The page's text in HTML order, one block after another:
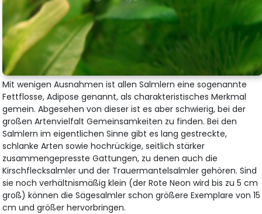
Mit wenigen Ausnahmen ist allen Salmlern eine sogenannte
Fettflosse, Adipose genannt, als charakteristisches Merkmal
gemein. Abgesehen von dieser ist es aber schwierig, bei der
großen Artenvielfalt Gemeinsamkeiten zu finden. Bei den
Salmlern im eigentlichen Sinne gibt es lang gestreckte,
schlanke Arten sowie hochrückige, seitlich stärker
zusammengepresste Gattungen, zu denen auch die
Kirschflecksalmler und der Trauermantelsalmler gehören. Sind
sie noch verhältnismäßig klein (der Rote Neon wird bis zu 5 cm
groß) können die Sägesalmler schon größere Exemplare von 15
cm und größer hervorbringen.